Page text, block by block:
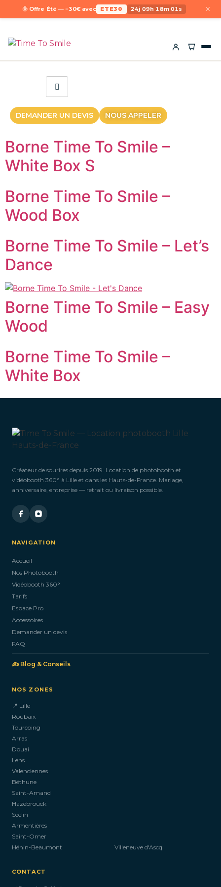
🌞 Offre Été — −30€ avec ETE30 24j 09h 18m 01s ×
DEMANDER UN DEVIS NOUS APPELER
Borne Time To Smile –
White Box S
Borne Time To Smile –
Wood Box
Borne Time To Smile – Let’s
Dance
Borne Time To Smile – Easy
Wood
Borne Time To Smile –
White Box
Créateur de sourires depuis 2019. Location de photobooth et
vidéobooth 360° à Lille et dans les Hauts-de-France. Mariage,
anniversaire, entreprise — retrait ou livraison possible.
NAVIGATION
Accueil
Nos Photobooth
Vidéobooth 360°
Tarifs
Espace Pro
Accessoires
Demander un devis
FAQ
✍️ Blog & Conseils
NOS ZONES
📍 Lille
Roubaix
Tourcoing
Arras
Douai
Lens
Valenciennes
Béthune
Saint-Amand
Hazebrouck
Seclin
Armentières
Saint-Omer
Hénin-Beaumont
Villeneuve d'Ascq
CONTACT